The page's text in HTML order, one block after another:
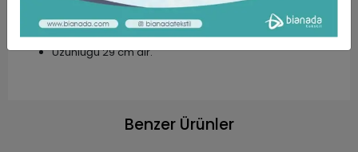
rahat bir kumaş türüdür.
Kumaş Türü Alpaka’dır. (%75 Poly + %25 Viscon)
Unisex Kalıptır.
Uzunluğu 29 cm dir.
Benzer Ürünler